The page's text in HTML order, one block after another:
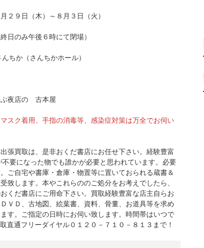
月２９日（木）～８月３日（火）
み午後６時にて閉場）
ぐ さんちか（さんちかホール）
古本屋
スク着用、手指の消毒等、感染症対策は万全でお伺い
張買取は、是非おくだ書店にお任せ下さい。経験豊富
要になった物でも誰かが必要と思われています。必要
ご自宅や書庫・倉庫・物置等に置いておられる蔵書＆
致します。本やこれらののご処分をお考えでしたら、
くだ書店にご用命下さい。買取経験豊富な店主自らお
ＶＤ、古地図、絵葉書、資料、骨董、お道具等を求め
す。ご指定の日時にお伺い致します。時間帯はいつで
直通フリーダイヤル０１２０－７１０－８１３まで！